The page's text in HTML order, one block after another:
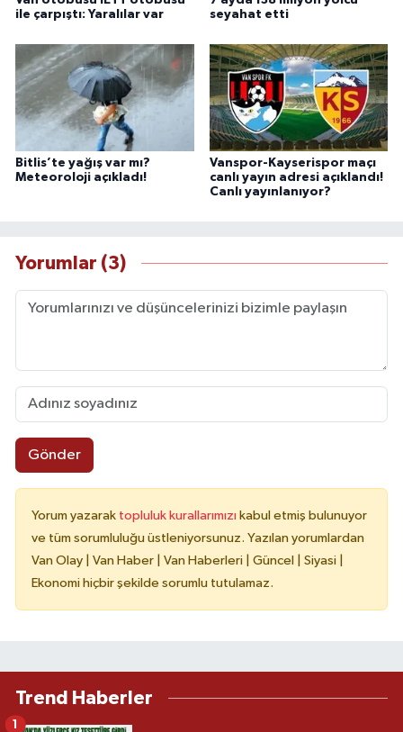
ile çarpıştı: Yaralılar var
seyahat etti
Bitlis’te yağış var mı?
Meteoroloji açıkladı!
Vanspor-Kayserispor maçı
canlı yayın adresi açıklandı!
Canlı yayınlanıyor?
Yorumlar (3)
Gönder
Yorum yazarak topluluk kurallarımızı kabul etmiş bulunuyor
ve tüm sorumluluğu üstleniyorsunuz. Yazılan yorumlardan
Van Olay | Van Haber | Van Haberleri | Güncel | Siyasi |
Ekonomi hiçbir şekilde sorumlu tutulamaz.
Trend Haberler
1